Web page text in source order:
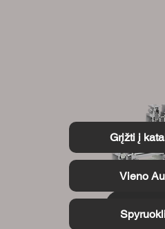
Grįžti į
Vieno